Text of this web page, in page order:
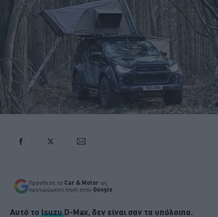
Πρόσθεσε το Car & Motor ως
προτιμώμενη πηγή στην Google
Αυτό το IsuzuD-Max, δεν είναι σαν τα υπόλοιπα.